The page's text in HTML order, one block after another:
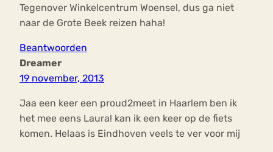
Tegenover Winkelcentrum Woensel, dus ga niet
naar de Grote Beek reizen haha!
Beantwoorden
Dreamer
19 november, 2013
Jaa een keer een proud2meet in Haarlem ben ik
het mee eens Laura! kan ik een keer op de fiets
komen. Helaas is Eindhoven veels te ver voor mij